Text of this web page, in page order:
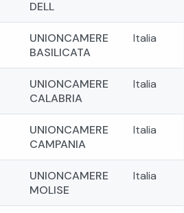
DELL
UNIONCAMERE
BASILICATA
Italia
UNIONCAMERE
CALABRIA
Italia
UNIONCAMERE
CAMPANIA
Italia
UNIONCAMERE
MOLISE
Italia